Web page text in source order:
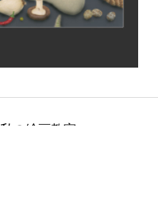
私の絵画教室